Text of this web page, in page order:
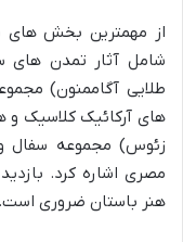
از مهمترین بخش های
شامل آثار تمدن های
طلایی آگاممنون)
های آرکائیک کلاسیک و
زئوس) مجموعه سفال
مصری اشاره کرد.
هنر باستان ضروری است.